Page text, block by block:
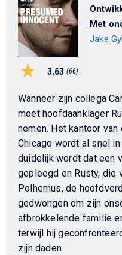
3.63 (66)
Met
Jake
Wanneer zijn collega
moet hoofdaanklager
nemen. Het kantoor
Chicago wordt al snel
duidelijk wordt dat een
gepleegd en Rusty, die
Polhemus, de
gedwongen om zijn
afbrokkelende familie
terwijl hij
zijn daden.